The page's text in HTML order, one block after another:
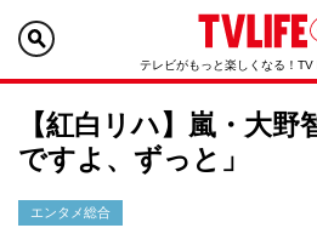
テレビがもっと楽しくなる！TV
【紅白リハ】嵐・大野
ですよ、ずっと」
エンタメ総合